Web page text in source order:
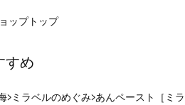
ップトップ
すめ
ミラベルのめぐみ あんペースト［ミラ